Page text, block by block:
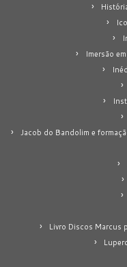
Imersão
Jacob do Bandolim e
Livro Discos Marcus